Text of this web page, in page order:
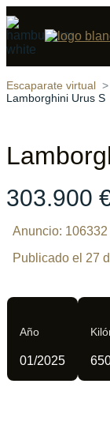
‹ ›
Compartir
Escaparate virtual
Lamborghini Urus S
303.900
Anuncio: 106332
Publicado el 27
Año
01/2025